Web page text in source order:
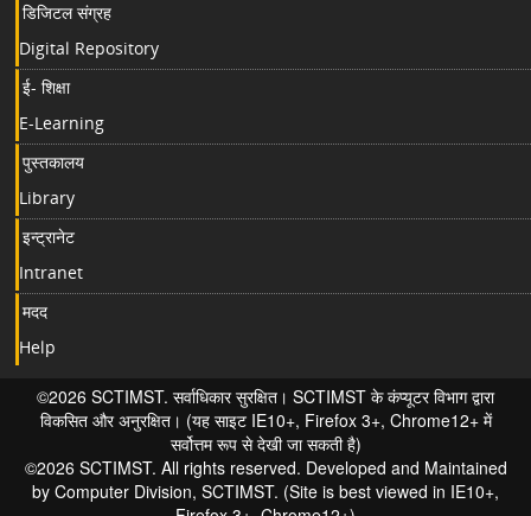
डिजिटल संग्रह
Digital Repository
ई- शिक्षा
E-Learning
पुस्तकालय
Library
इन्ट्रानेट
Intranet
मदद
Help
©2026 SCTIMST. सर्वाधिकार सुरक्षित। SCTIMST के कंप्यूटर विभाग द्वारा
विकसित और अनुरक्षित। (यह साइट IE10+, Firefox 3+, Chrome12+ में
सर्वोत्तम रूप से देखी जा सकती है)
©2026 SCTIMST. All rights reserved. Developed and Maintained
by Computer Division, SCTIMST. (Site is best viewed in IE10+,